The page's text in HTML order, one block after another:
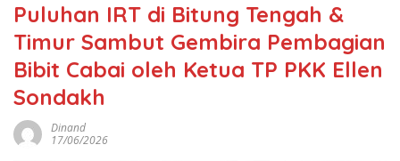
Puluhan IRT di Bitung Tengah &
Timur Sambut Gembira Pembagian
Bibit Cabai oleh Ketua TP PKK Ellen
Sondakh
Dinand
17/06/2026